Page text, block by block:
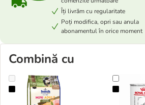
Îți livrăm cu regularitate
Poți modifica, opri sau anula
abonamentul în orice moment
Combină cu
bosch Mini Adult Pasăre și mei Royal